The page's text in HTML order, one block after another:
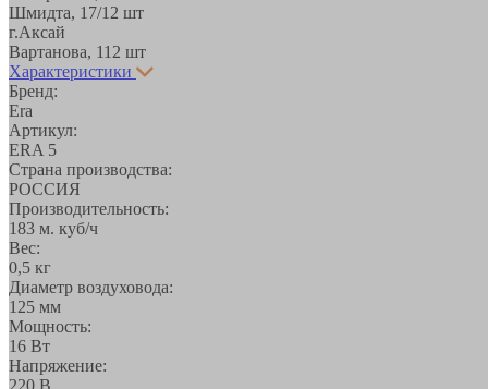
Шмидта, 17/1 2 шт
г.Аксай
Вартанова, 11 2 шт
Характеристики
Бренд:
Era
Артикул:
ERA 5
Страна производства:
РОССИЯ
Производительность:
183 м. куб/ч
Вес:
0,5 кг
Диаметр воздуховода:
125 мм
Мощность:
16 Вт
Напряжение:
220 В